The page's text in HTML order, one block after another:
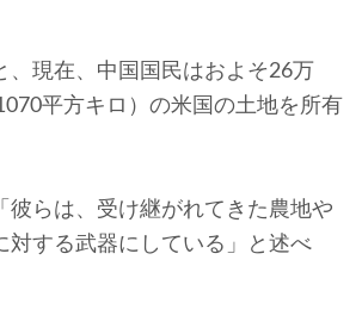
現在、中国国民はおよそ26万
平方キロ）の米国の土地を所有
らは、受け継がれてきた農地や
対する武器にしている」と述べ